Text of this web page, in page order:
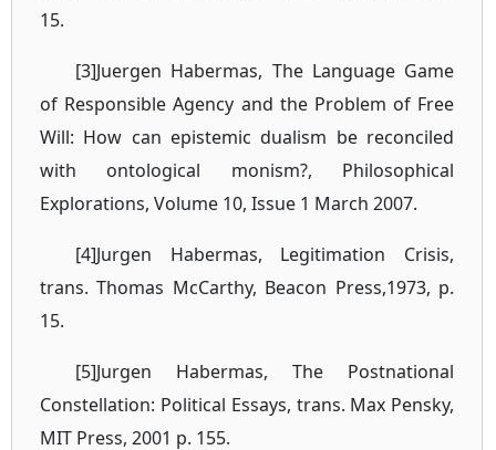
15.
[3]Juergen Habermas, The Language Game
of Responsible Agency and the Problem of Free
Will: How can epistemic dualism be reconciled
with ontological monism?, Philosophical
Explorations, Volume 10, Issue 1 March 2007.
[4]Jurgen Habermas, Legitimation Crisis,
trans. Thomas McCarthy, Beacon Press,1973, p.
15.
[5]Jurgen Habermas, The Postnational
Constellation: Political Essays, trans. Max Pensky,
MIT Press, 2001 p. 155.